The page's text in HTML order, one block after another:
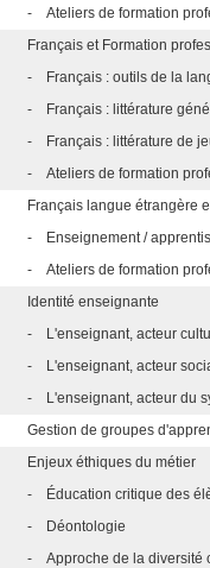
-
Ateliers de formation
Français et Formation
-
Français : outils de la
-
Français : littérature
-
Français : littérature de
-
Ateliers de formation
Français langue étrangère
-
Enseignement /
-
Ateliers de formation
Identité enseignante
-
L'enseignant, acteur
-
L'enseignant, acteur
-
L'enseignant, acteur du
Gestion de groupes
Enjeux éthiques du métier
-
Éducation critique des
-
Déontologie
-
Approche de la diversité